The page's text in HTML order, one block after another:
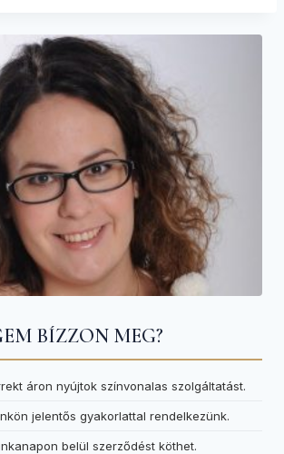
BÍZZON MEG?
áron nyújtok színvonalas szolgáltatást.
jelentős gyakorlattal rendelkezünk.
belül szerződést köthet.